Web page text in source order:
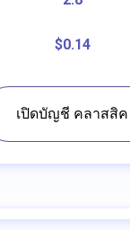
$0.14
เปิดบัญชี คลาสสิค